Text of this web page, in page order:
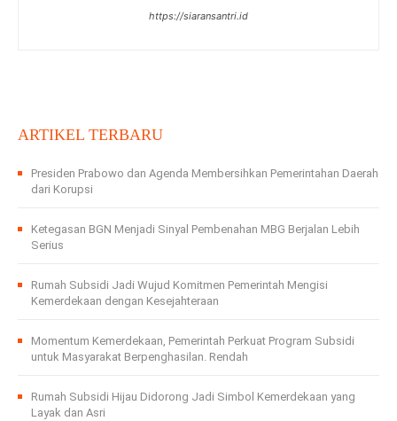
https://siaransantri.id
ARTIKEL TERBARU
Presiden Prabowo dan Agenda Membersihkan Pemerintahan Daerah
dari Korupsi
Ketegasan BGN Menjadi Sinyal Pembenahan MBG Berjalan Lebih
Serius
Rumah Subsidi Jadi Wujud Komitmen Pemerintah Mengisi
Kemerdekaan dengan Kesejahteraan
Momentum Kemerdekaan, Pemerintah Perkuat Program Subsidi
untuk Masyarakat Berpenghasilan. Rendah
Rumah Subsidi Hijau Didorong Jadi Simbol Kemerdekaan yang
Layak dan Asri